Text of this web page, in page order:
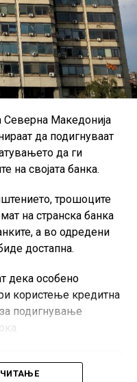
Северна Македонија
да подигнуваат
да ги
на својата банка.
трошоците
на странска банка
а во одредени
достапна.
дека особено
користење кредитна
за подигнување